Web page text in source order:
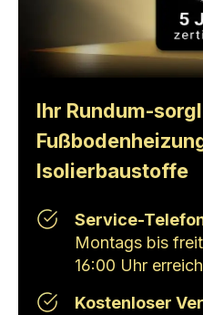
Ihr Rundum-
Isolierbaustoffe
Service-
Montags bis
16:00 Uhr
Kostenloser